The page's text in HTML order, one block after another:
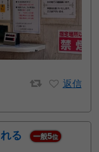
返信
る 一般5位